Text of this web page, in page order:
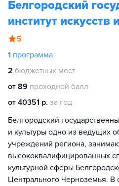
Белгородский
институт искусств
5
1 программа
2 бюджетных мест
от 89 проходной балл
от 40351 р. за год
Белгородский
и культуры одно из ведущих
учреждений региона,
высококвалифицированных
культурной сферы
Центрального Черноземья. В